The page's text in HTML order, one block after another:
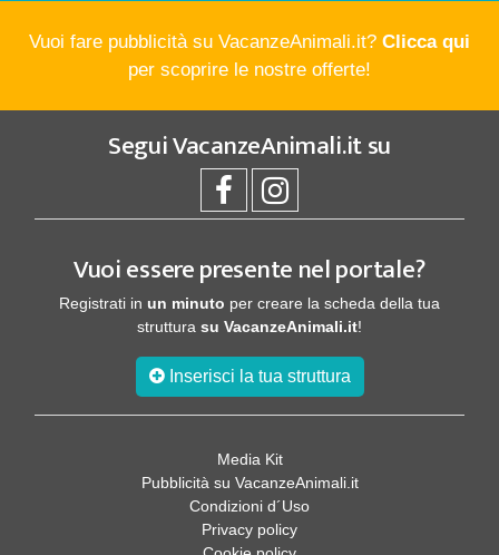
Vuoi fare pubblicità su VacanzeAnimali.it? Clicca qui
per scoprire le nostre offerte!
SeguiVacanzeAnimali.itsu
Vuoi essere presente nel portale?
Registrati in un minuto per creare la scheda della tua
struttura su VacanzeAnimali.it!
Inserisci la tua struttura
Media Kit
Pubblicità su VacanzeAnimali.it
Condizioni d´Uso
Privacy policy